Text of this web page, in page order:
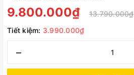
9.800.000₫
13.790.000₫
Tiết kiệm: 3.990.000₫
–